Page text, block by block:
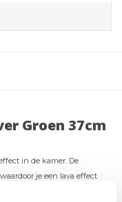
Groen 37cm
in de kamer. De
je een lava effect